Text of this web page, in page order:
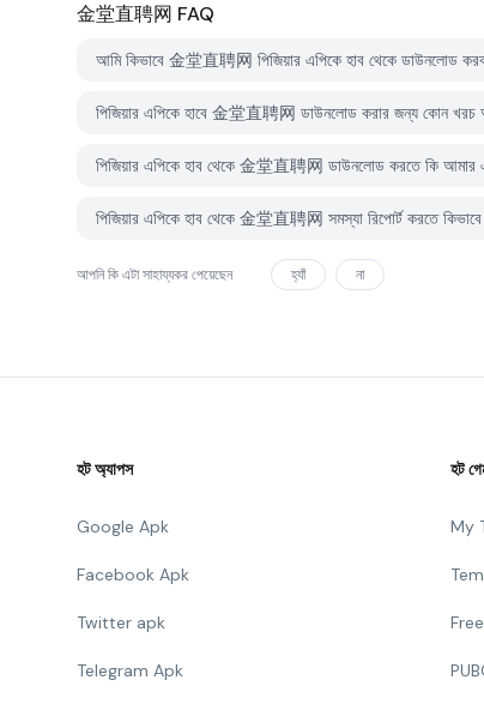
金堂直聘网 FAQ
আমি কিভাবে 金堂直聘网 পিজিয়ার এপিকে হাব থেকে ডাউনলোড
পিজিয়ার এপিকে হাবে 金堂直聘网 ডাউনলোড করার জন্য কোন
পিজিয়ার এপিকে হাব থেকে 金堂直聘网 ডাউনলোড করতে কি আমার
পিজিয়ার এপিকে হাব থেকে 金堂直聘网 সমস্যা রিপোর্ট করতে কিভাবে
আপনি কি এটা সাহায্যকর পেয়েছেন হ্যাঁ না
হট অ্যাপস
Google Apk
Facebook Apk
Twitter apk
Telegram Apk
হট
My